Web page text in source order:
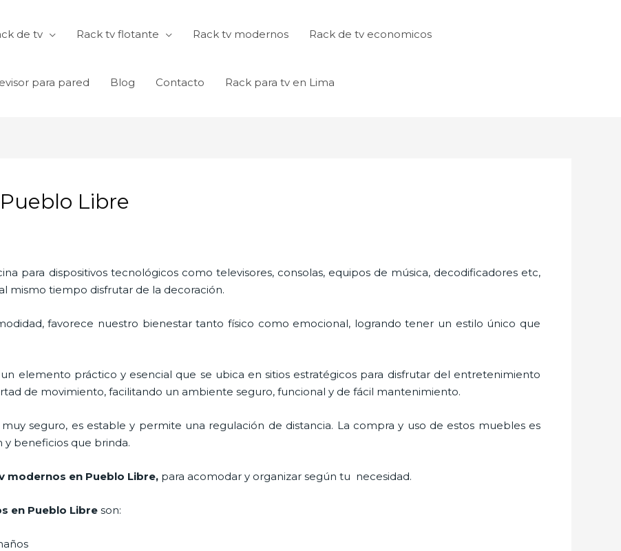
de tv Rack tv flotante Rack tv modernos Rack de tv economicos
para pared Blog Contacto Rack para tv en Lima
Libre
para dispositivos tecnológicos como televisores, consolas, equipos de música, decodificadores etc,
mismo tiempo disfrutar de la decoración.
favorece nuestro bienestar tanto físico como emocional, logrando tener un estilo único que
un elemento práctico y esencial que se ubica en sitios estratégicos para disfrutar del entretenimiento
de movimiento, facilitando un ambiente seguro, funcional y de fácil mantenimiento.
muy seguro, es estable y permite una regulación de distancia. La compra y uso de estos muebles es
y beneficios que brinda.
modernos en Pueblo Libre, para acomodar y organizar según tu necesidad.
en Pueblo Libre son: